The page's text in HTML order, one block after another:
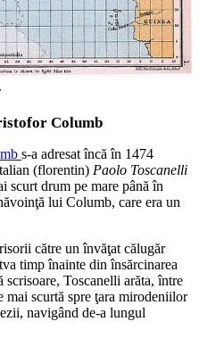
Columb
s-a adresat încă în 1474
(florentin) Paolo Toscanelli
scurt drum pe mare până în
lui Columb, care era un
către un învăţat călugăr
timp înainte din însărcinarea
Toscanelli arăta, între
mai scurtă spre ţara mirodeniilor
navigând de-a lungul